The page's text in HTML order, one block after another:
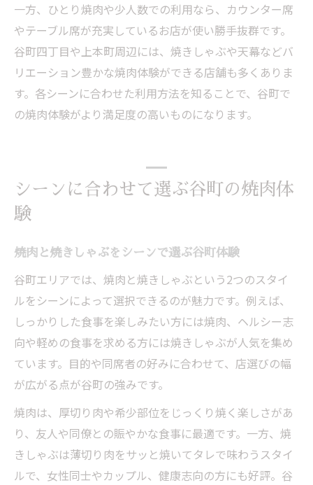
一方、ひとり焼肉や少人数での利用なら、カウンター席
やテーブル席が充実しているお店が使い勝手抜群です。
谷町四丁目や上本町周辺には、焼きしゃぶや天幕などバ
リエーション豊かな焼肉体験ができる店舗も多くありま
す。各シーンに合わせた利用方法を知ることで、谷町で
の焼肉体験がより満足度の高いものになります。
シーンに合わせて選ぶ谷町の焼肉体
験
焼肉と焼きしゃぶをシーンで選ぶ谷町体験
谷町エリアでは、焼肉と焼きしゃぶという2つのスタイ
ルをシーンによって選択できるのが魅力です。例えば、
しっかりした食事を楽しみたい方には焼肉、ヘルシー志
向や軽めの食事を求める方には焼きしゃぶが人気を集め
ています。目的や同席者の好みに合わせて、店選びの幅
が広がる点が谷町の強みです。
焼肉は、厚切り肉や希少部位をじっくり焼く楽しさがあ
り、友人や同僚との賑やかな食事に最適です。一方、焼
きしゃぶは薄切り肉をサッと焼いてタレで味わうスタイ
ルで、女性同士やカップル、健康志向の方にも好評。谷